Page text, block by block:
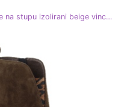
Kožne čizme na stupu izolirani beige vinceza 26-39950